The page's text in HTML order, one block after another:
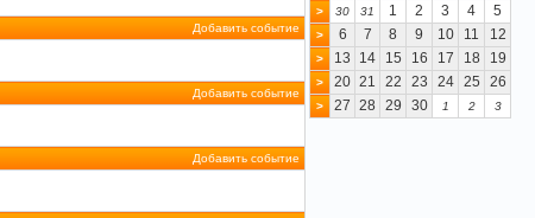
Добавить событие
Добавить событие
Добавить событие
>
30 31 1 2 3 4 5
> 6 7 8 9 10 11 12
> 13 14 15 16 17 18 19
> 20 21 22 23 24 25 26
> 27 28 29 30 1 2 3